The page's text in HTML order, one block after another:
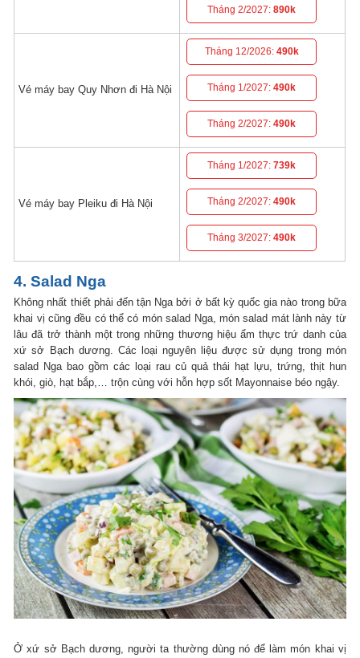
Tháng 2/2027:890k
Vé máy bay Quy Nhơn đi Hà Nội
Tháng 12/2026: 490k
Tháng 1/2027:490k
Tháng 2/2027:490k
Vé máy bay Pleiku đi Hà Nội
Tháng 1/2027:739k
Tháng 2/2027:490k
Tháng 3/2027:490k
4. Salad Nga
Không nhất thiết phải đến tận Nga bởi ở bất kỳ quốc gia nào trong bữa
khai vị cũng đều có thể có món salad Nga, món salad mát lành này từ
lâu đã trở thành một trong những thương hiệu ẩm thực trứ danh của
xứ sở Bạch dương. Các loại nguyên liệu được sử dụng trong món
salad Nga bao gồm các loại rau củ quả thái hạt lựu, trứng, thịt hun
khói, giò, hạt bắp,… trộn cùng với hỗn hợp sốt Mayonnaise béo ngậy.
Ở xứ sở Bạch dương, người ta thường dùng nó để làm món khai vị